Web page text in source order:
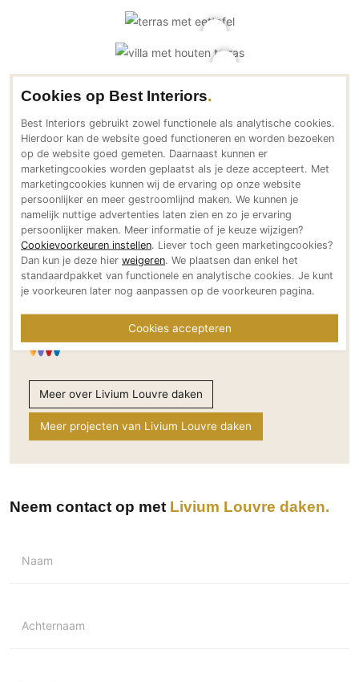
Afwerking
Wandafwerking
Beton Ciré
Behang / Wandtextiel
Natuursteen en keramiek
Leer
Schilderwerk
Stucwerk
Audio/Video
Thuisbioscoop
Overig
Binnenzwembaden
Contactgegevens Livium Louvre daken
Adresgegevens
Oosterveldsingel 21
7558 PJ Hengelo (O)
NL
Bereikbaar via
+31 (0)74 303 37 77
info@livium.nl
livium.nl
Meer over Livium Louvre daken
Meer projecten van Livium Louvre daken
Neem contact op met Livium Louvre daken
Naam
Achternaam
Cookies op Best Interiors
Best Interiors gebruikt zowel functionele als analytische cookies.
Hierdoor kan de website goed functioneren en worden bezoeken
op de website goed gemeten. Daarnaast kunnen er
marketingcookies worden geplaatst als je deze accepteert. Met
marketingcookies kunnen wij de ervaring op onze website
persoonlijker en meer gestroomlijnd maken. We kunnen je
namelijk nuttige advertenties laten zien en zo je ervaring
persoonlijker maken. Meer informatie of je keuze wijzigen?
Cookievoorkeuren instellen. Liever toch geen marketingcookies?
Dan kun je deze hier weigeren. We plaatsen dan enkel het
standaardpakket van functionele en analytische cookies. Je kunt
je voorkeuren later nog aanpassen op de voorkeuren pagina.
Cookies accepteren